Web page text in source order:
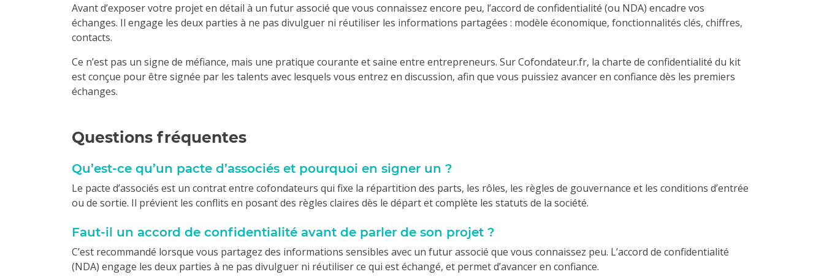
Avant d’exposer votre projet en détail à un futur associé que vous connaissez encore peu, l’accord de confidentialité (ou NDA) encadre vos
échanges. Il engage les deux parties à ne pas divulguer ni réutiliser les informations partagées : modèle économique, fonctionnalités clés, chiffres,
contacts.
Ce n’est pas un signe de méfiance, mais une pratique courante et saine entre entrepreneurs. Sur Cofondateur.fr, la charte de confidentialité du kit
est conçue pour être signée par les talents avec lesquels vous entrez en discussion, afin que vous puissiez avancer en confiance dès les premiers
échanges.
Questions fréquentes
Qu’est-ce qu’un pacte d’associés et pourquoi en signer un ?
Le pacte d’associés est un contrat entre cofondateurs qui fixe la répartition des parts, les rôles, les règles de gouvernance et les conditions d’entrée
ou de sortie. Il prévient les conflits en posant des règles claires dès le départ et complète les statuts de la société.
Faut-il un accord de confidentialité avant de parler de son projet ?
C’est recommandé lorsque vous partagez des informations sensibles avec un futur associé que vous connaissez peu. L’accord de confidentialité
(NDA) engage les deux parties à ne pas divulguer ni réutiliser ce qui est échangé, et permet d’avancer en confiance.